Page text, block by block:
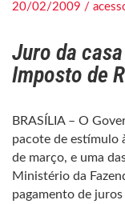
20/02/2009 /
Juro da
Imposto de
BRASÍLIA – O
pacote de estímulo
de março, e uma
Ministério da
pagamento de